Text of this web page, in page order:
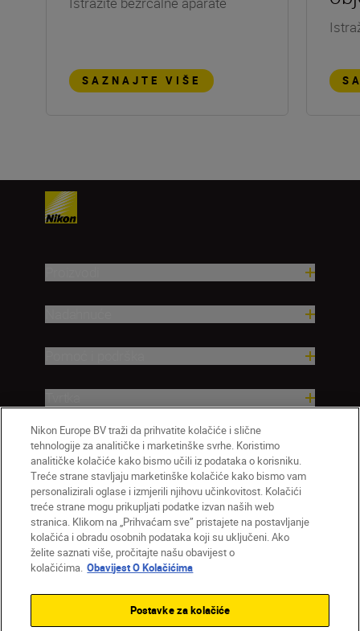
SAZNAJTE VIŠE
HR Nikon Sites
Obratite nam se
Obavijest o zaštiti privatnosti
Uvjeti upotrebe
Obavijest o kolačićima
Postavke kolačića
Nikon Europe BV traži da prihvatite kolačiće i slične
tehnologije za analitičke i marketinške svrhe. Koristimo
analitičke kolačiće kako bismo učili iz podataka o korisniku.
Treće strane stavljaju marketinške kolačiće kako bismo vam
personalizirali oglase i izmjerili njihovu učinkovitost. Kolačići
treće strane mogu prikupljati podatke izvan naših web
stranica. Klikom na „Prihvaćam sve” pristajete na postavljanje
kolačića i obradu osobnih podataka koji su uključeni. Ako
želite saznati više, pročitajte našu obavijest o
kolačićima. Obavijest O Kolačićima
Postavke za kolačiće